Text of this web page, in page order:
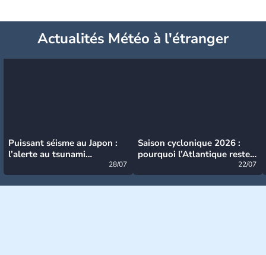
Actualités Météo à l'étranger
Puissant séisme au Japon :
l’alerte au tsunami
28/07
Saison cyclonique 2026 :
pourquoi l’Atlantique reste
22/07